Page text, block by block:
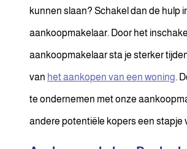
kunnen slaan? Schakel dan de hulp
aankoopmakelaar. Door het
aankoopmakelaar sta je sterker
van het aankopen van een woning.
te ondernemen met onze
andere potentiële kopers een stapje